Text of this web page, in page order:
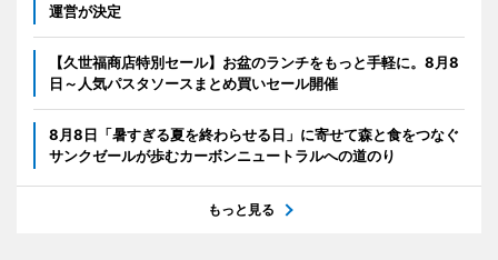
運営が決定
【久世福商店特別セール】お盆のランチをもっと手軽に。8月8
日～人気パスタソースまとめ買いセール開催
8月8日「暑すぎる夏を終わらせる日」に寄せて森と食をつなぐ
サンクゼールが歩むカーボンニュートラルへの道のり
もっと見る